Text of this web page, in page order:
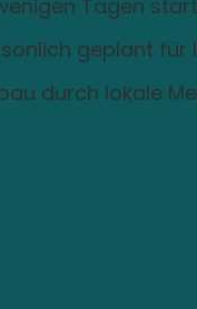
Tagen
geplant für
durch lokale